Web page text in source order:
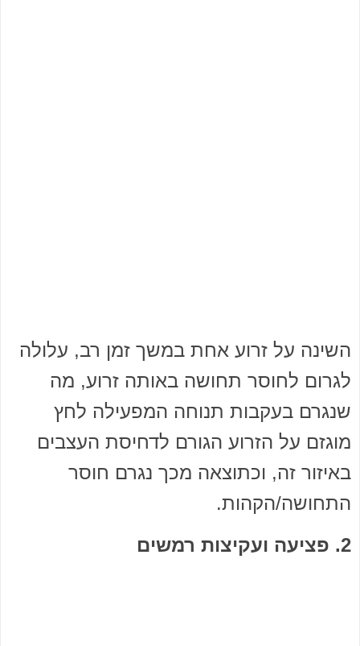
השינה על זרוע אחת במשך זמן רב, עלולה
לגרום לחוסר תחושה באותה זרוע, מה
שנגרם בעקבות תנוחה המפעילה לחץ
מוגזם על הזרוע הגורם לדחיסת העצבים
באיזור זה, וכתוצאה מכך נגרם חוסר
התחושה/הקהות.
2. פציעה ועקיצות רמשים